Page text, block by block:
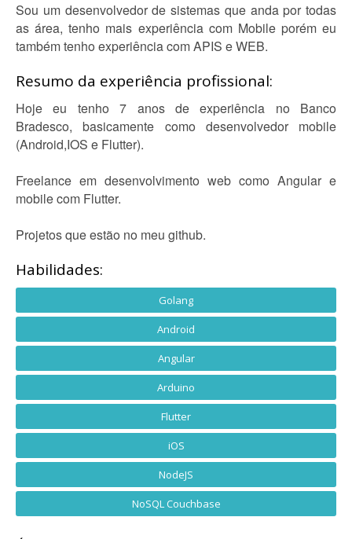
Sou um desenvolvedor de sistemas que anda por todas
as área, tenho mais experiência com Mobile porém eu
também tenho experiência com APIS e WEB.
Resumo da experiência profissional:
Hoje eu tenho 7 anos de experiência no Banco
Bradesco, basicamente como desenvolvedor mobile
(Android,IOS e Flutter).
Freelance em desenvolvimento web como Angular e
mobile com Flutter.
Projetos que estão no meu github.
Habilidades:
Golang
Android
Angular
Arduino
Flutter
iOS
NodeJS
NoSQL Couchbase